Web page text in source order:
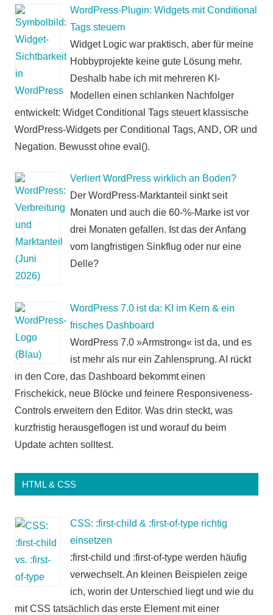
WordPress-Plugin: Widgets mit Conditional
Tags steuern
Widget Logic war praktisch, aber für meine
Hobbyprojekte keine gute Lösung mehr.
Deshalb habe ich mit mehreren KI-
Modellen einen schlanken Nachfolger
entwickelt: Widget Conditional Tags steuert klassische
WordPress-Widgets per Conditional Tags, AND, OR und
Negation. Bewusst ohne eval().
Verliert WordPress wirklich an Boden?
Der WordPress-Marktanteil sinkt seit
Monaten und auch die 60-%-Marke ist vor
drei Monaten gefallen. Ist das der Anfang
vom langfristigen Sinkflug oder nur eine
Delle?
WordPress 7.0 ist da: KI im Kern & ein
frisches Dashboard
WordPress 7.0 »Armstrong« ist da, und es
ist mehr als nur ein Zahlensprung. AI rückt
in den Core, das Dashboard bekommt einen
Frischekick, neue Blöcke und feinere Responsiveness-
Controls erweitern den Editor. Was drin steckt, was
kurzfristig herausgeflogen ist und worauf du beim
Update achten solltest.
HTML & CSS
CSS: :first-child & :first-of-type richtig
einsetzen
:first-child und :first-of-type werden häufig
verwechselt. An kleinen Beispielen zeige
ich, worin der Unterschied liegt und wie du
mit CSS tatsächlich das erste Element mit einer